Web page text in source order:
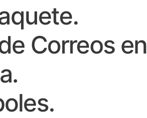
Correos en